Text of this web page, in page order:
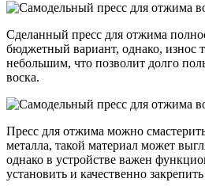
Сделанный пресс для отжима
бюджетный вариант, однако, износ
небольшим, что позволит долго
воска.
Пресс для отжима можно
металла, такой материал может
однако в устройстве важен
установить и качественно